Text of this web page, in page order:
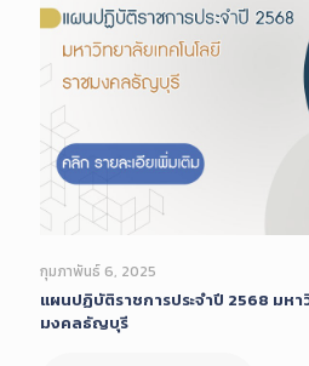
กุมภาพันธ์ 6, 2025
แผนปฏิบัติราชการประจำปี 2568 มหา
มงคลธัญบุรี